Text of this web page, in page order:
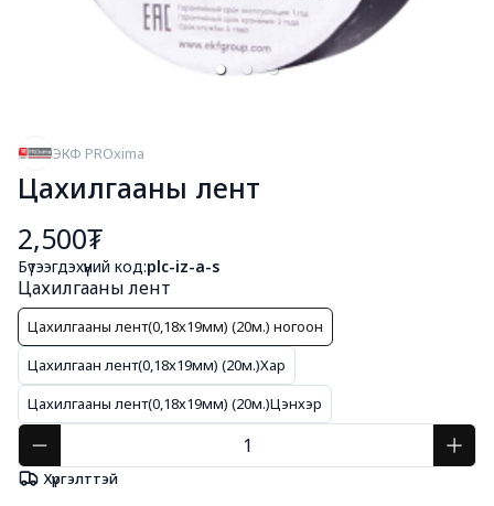
ЭКФ PROxima
Цахилгааны лент
2,500₮
Бүтээгдэхүүний код:plc-iz-a-s
Цахилгааны лент
Цахилгааны лент(0,18х19мм) (20м.) ногоон
Цахилгаан лент(0,18х19мм) (20м.)Хар
Цахилгааны лент(0,18х19мм) (20м.)Цэнхэр
Хүргэлттэй